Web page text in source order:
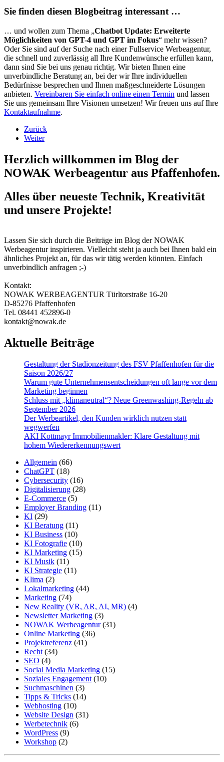
Sie finden diesen Blogbeitrag interessant …
… und wollen zum Thema „Chatbot Update: Erweiterte
Möglichkeiten von GPT-4 und GPT im Fokus“ mehr wissen?
Oder Sie sind auf der Suche nach einer Fullservice Werbeagentur,
die schnell und zuverlässig all Ihre Kundenwünsche erfüllen kann,
dann sind Sie bei uns genau richtig. Wir bieten Ihnen eine
unverbindliche Beratung an, bei der wir Ihre individuellen
Bedürfnisse besprechen und Ihnen maßgeschneiderte Lösungen
anbieten. Vereinbaren Sie einfach online einen Termin und lassen
Sie uns gemeinsam Ihre Visionen umsetzen! Wir freuen uns auf Ihre
Kontaktaufnahme.
Zurück
Weiter
Herzlich willkommen im Blog der
NOWAK Werbeagentur aus Pfaffenhofen.
Alles über neueste Technik, Kreativität
und unsere Projekte!
Lassen Sie sich durch die Beiträge im Blog der NOWAK
Werbeagentur inspirieren. Vielleicht steht ja auch bei Ihnen bald ein
ähnliches Projekt an, für das wir tätig werden könnten. Einfach
unverbindlich anfragen ;-)
Kontakt:
NOWAK WERBEAGENTUR Türltorstraße 16-20
D-85276 Pfaffenhofen
Tel. 08441 452896-0
kontakt@nowak.de
Aktuelle Beiträge
Gestaltung der Stadionzeitung des FSV Pfaffenhofen für die
Saison 2026/27
Warum gute Un­ter­nehmens­entschei­dungen oft lange vor dem
Marketing beginnen
Schluss mit „klimaneutral“? Neue Greenwashing-Regeln ab
September 2026
Der Werbeartikel, den Kunden wirklich nutzen statt
wegwerfen
AKI Kottmayr Immobilienmakler: Klare Gestaltung mit
hohem Wiedererkennungswert
Allgemein (66)
ChatGPT (18)
Cybersecurity (16)
Digitalisierung (28)
E-Commerce (5)
Employer Branding (11)
KI (29)
KI Beratung (11)
KI Business (10)
KI Fotografie (10)
KI Marketing (15)
KI Musik (11)
KI Strategie (11)
Klima (2)
Lokalmarketing (44)
Marketing (74)
New Reality (VR, AR, AI, MR) (4)
Newsletter Marketing (3)
NOWAK Werbeagentur(31)
Online Marketing (36)
Projektreferenz (41)
Recht (34)
SEO (4)
Social Media Marketing (15)
Soziales Engagement (10)
Suchmaschinen (3)
Tipps & Tricks (14)
Webhosting (10)
Website Design (31)
Werbetechnik (6)
WordPress (9)
Workshop (2)